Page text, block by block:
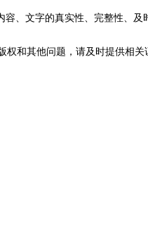
、文字的真实性、完整性、
和其他问题，请及时提供相关